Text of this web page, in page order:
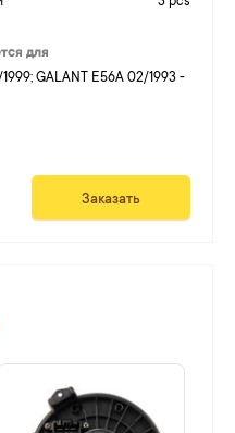
для
GALANT E56A 02/1993 -
Заказать